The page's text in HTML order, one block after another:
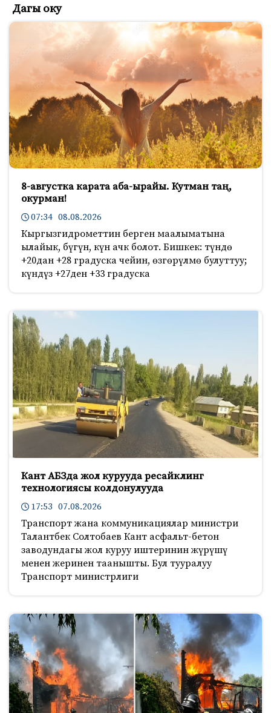
Дагы оку
8-августка карата аба-ырайы. Кутман таң,
окурман!
07:34 08.08.2026
Кыргызгидрометтин берген маалыматына
ылайык, бүгүн, күн ачк болот. Бишкек: түндө
+20дан +28 градуска чейин, өзгөрүлмө булуттуу;
күндүз +27ден +33 градуска
Кант АБЗда жол курууда ресайклинг
технологиясы колдонулууда
17:53 07.08.2026
Транспорт жана коммуникациялар министри
Талантбек Солтобаев Кант асфальт-бетон
заводундагы жол куруу иштеринин жүрүшү
менен жеринен таанышты. Бул тууралуу
Транспорт министрлиги